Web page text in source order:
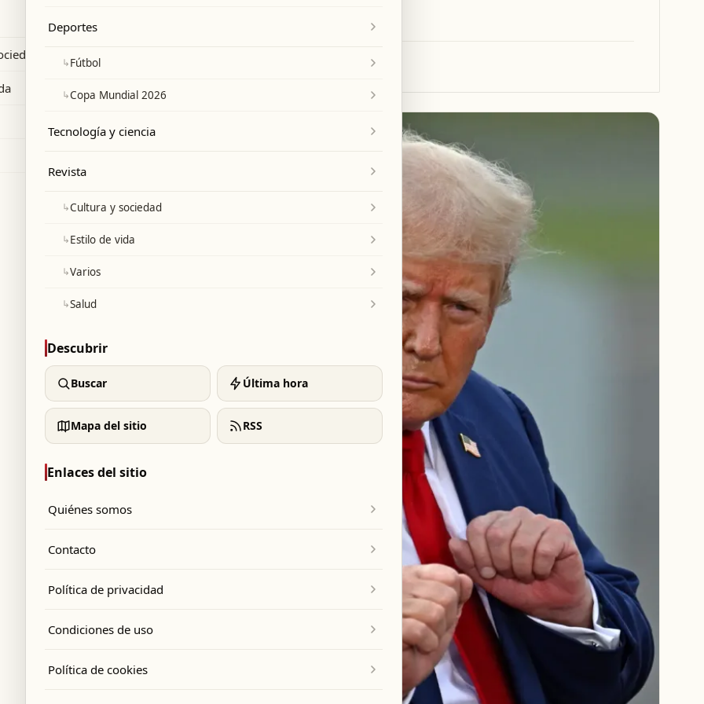
contradicen su afirmación.
Deportes
↳Fútbol
↳Copa Mundial 2026
Tecnología y ciencia
Revista
↳Cultura y sociedad
↳Estilo de vida
↳Varios
↳Salud
Descubrir
Buscar Última hora
Mapa del sitio RSS
Enlaces del sitio
Quiénes somos
Contacto
Política de privacidad
Condiciones de uso
Política de cookies